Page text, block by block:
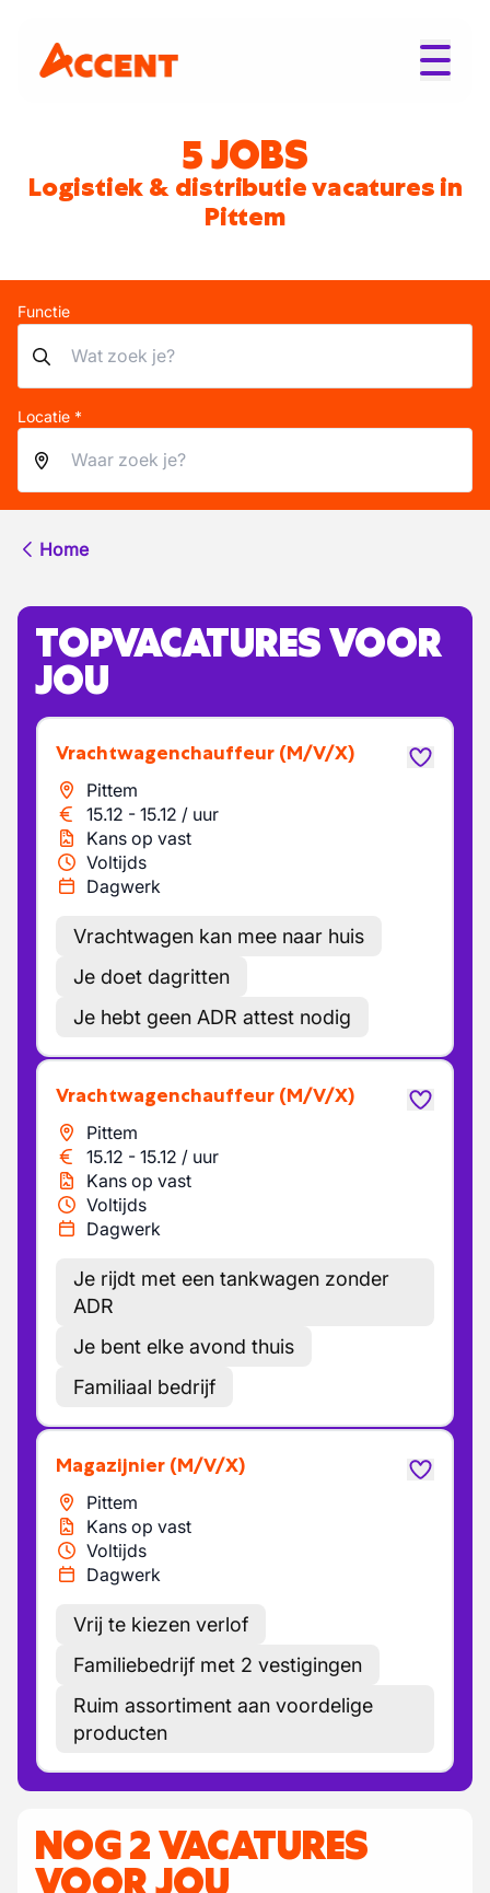
5 JOBS
Logistiek & distributie vacatures in
Pittem
Functie
Locatie *
Home
TOPVACATURES VOOR
JOU
Vrachtwagenchauffeur (M/V/X)
Pittem
15.12 - 15.12 / uur
Kans op vast
Voltijds
Dagwerk
Vrachtwagen kan mee naar huis
Je doet dagritten
Je hebt geen ADR attest nodig
Vrachtwagenchauffeur (M/V/X)
Pittem
15.12 - 15.12 / uur
Kans op vast
Voltijds
Dagwerk
Je rijdt met een tankwagen zonder
ADR
Je bent elke avond thuis
Familiaal bedrijf
Magazijnier (M/V/X)
Pittem
Kans op vast
Voltijds
Dagwerk
Vrij te kiezen verlof
Familiebedrijf met 2 vestigingen
Ruim assortiment aan voordelige
producten
NOG 2 VACATURES
VOOR JOU